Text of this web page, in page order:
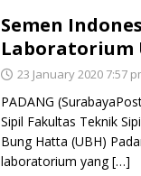
Semen
Laboratorium
23 January 2020 7:57
PADANG
Sipil Fakultas Teknik
Bung Hatta (UBH)
laboratorium yang[…]